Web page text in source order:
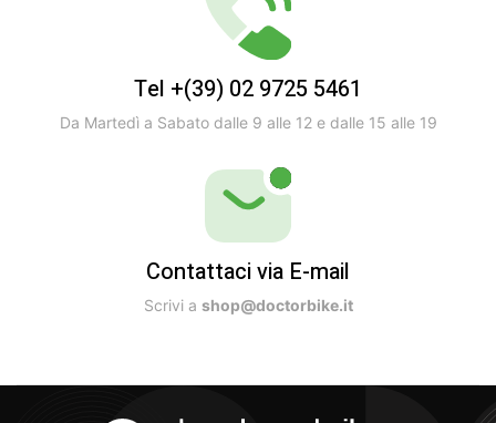
Tel +(39) 02 9725 5461
Da Martedì a Sabato dalle 9 alle 12 e dalle 15 alle 19
Contattaci via E-mail
Scrivi a shop@doctorbike.it